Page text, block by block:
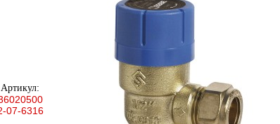
Артикул:
07-6316